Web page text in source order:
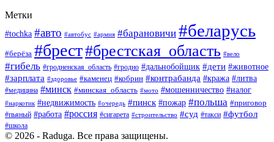
Метки
#tochka #авто #автобус #армия #барановичи #беларусь
#берёза #брест#брестская_область #вело
#гибель #гродненская_область #гродно #дальнобойщик #дети #животное
#зарплата #здоровье #каменец #кобрин #контрабанда #кража #литва
#медицина #минск #минская_область #мото #мошенничество #налог
#наркотик #недвижимость #очередь #пинск #пожар #польша #приговор
#пьяный #работа #россия #сигарета #строительство #суд #такси #футбол
#школа
© 2026 - Raduga. Все права защищены.